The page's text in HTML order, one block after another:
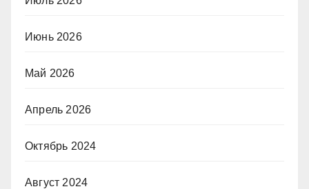
Июнь 2026
Май 2026
Апрель 2026
Октябрь 2024
Август 2024